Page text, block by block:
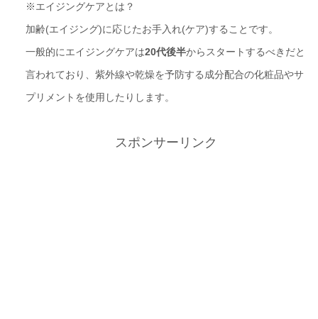
※エイジングケアとは？
加齢(エイジング)に応じたお手入れ(ケア)することです。
一般的にエイジングケアは20代後半からスタートするべきだと
言われており、紫外線や乾燥を予防する成分配合の化粧品やサ
プリメントを使用したりします。
スポンサーリンク